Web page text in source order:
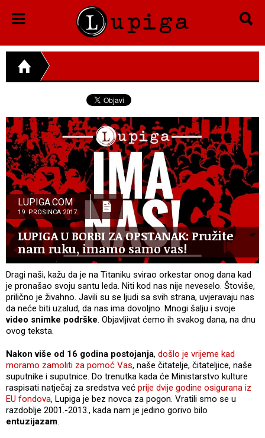
LUPIGA.COM
19. PROSINCA 2017.
LUPIGA U BORBI ZA OPSTANAK: Pružite
nam ruku, imamo samo vas!
Dragi naši, kažu da je na Titaniku svirao orkestar onog dana kad
je pronašao svoju santu leda. Niti kod nas nije neveselo. Štoviše,
prilično je živahno. Javili su se ljudi sa svih strana, uvjeravaju nas
da neće biti uzalud, da nas ima dovoljno. Mnogi šalju i svoje
video snimke podrške. Objavljivat ćemo ih svakog dana, na dnu
ovog teksta.
Nakon više od 16 godina postojanja, došlo je vrijeme kad
moramo zamoliti za pomoć Vas, naše čitatelje, čitateljice, naše
suputnike i suputnice. Do trenutka kada će Ministarstvo kulture
raspisati natječaj za sredstva već prije dvije godine osigurana iz
EU fondova, Lupiga je bez novca za pogon. Vratili smo se u
razdoblje 2001.-2013., kada nam je jedino gorivo bilo
entuzijazam.